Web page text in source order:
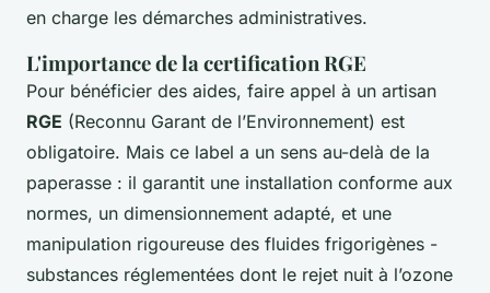
en charge les démarches administratives.
L'importance de la certification RGE
Pour bénéficier des aides, faire appel à un artisan
RGE (Reconnu Garant de l’Environnement) est
obligatoire. Mais ce label a un sens au-delà de la
paperasse : il garantit une installation conforme aux
normes, un dimensionnement adapté, et une
manipulation rigoureuse des fluides frigorigènes -
substances réglementées dont le rejet nuit à l’ozone